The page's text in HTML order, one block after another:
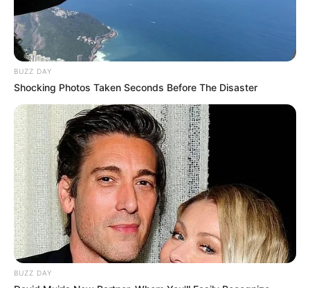
el año 2023, quien mediante engaño sometió a una
menor de 14 años que salía del colegio.
La instó a consumir sustancias psicoactivas
sometiéndola a un estado de indefensión para poder
acceder de manera violenta a la pequeña, hechos
ocurridos en el jardín botánico del municipio de Tabio,
departamento de Cundinamarca.
También las autoridades informaron que
responsable de agresión sexual tiene anotaciones por
delitos que atentan contra la integridad y formación
sexual de niños, niñas y adolescentesy por el delito de
Hurto, por el cual fue privado de la libertad siendo menor
de edad.
BUZZ DAY
Shocking Photos Taken Seconds Before The Disaster
BUZZ DAY